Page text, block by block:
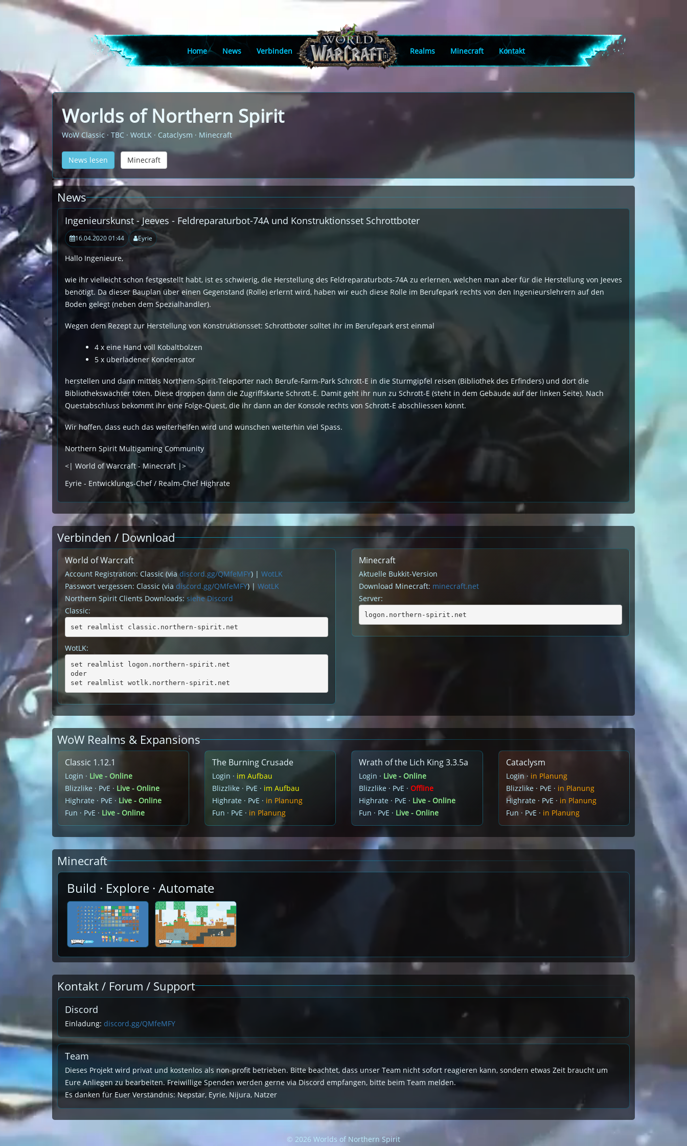
Home News Verbinden Realms Minecraft Kontakt
Worlds of Northern Spirit
WoW Classic · TBC · WotLK · Cataclysm · Minecraft
News lesen Minecraft
News
Ingenieurskunst - Jeeves - Feldreparaturbot-74A und Konstruktionsset Schrottboter
16.04.2020 01:44 Eyrie
Hallo Ingenieure,
wie ihr vielleicht schon festgestellt habt, ist es schwierig, die Herstellung des Feldreparaturbots-74A zu erlernen, welchen man aber für die Herstellung von Jeeves
benötigt. Da dieser Bauplan über einen Gegenstand (Rolle) erlernt wird, haben wir euch diese Rolle im Berufepark rechts von den Ingenieurslehrern auf den
Boden gelegt (neben dem Spezialhändler).
Wegen dem Rezept zur Herstellung von Konstruktionsset: Schrottboter solltet ihr im Berufepark erst einmal
4 x eine Hand voll Kobaltbolzen
5 x überladener Kondensator
herstellen und dann mittels Northern-Spirit-Teleporter nach Berufe-Farm-Park Schrott-E in die Sturmgipfel reisen (Bibliothek des Erfinders) und dort die
Bibliothekswächter töten. Diese droppen dann die Zugriffskarte Schrott-E. Damit geht ihr nun zu Schrott-E (steht in dem Gebäude auf der linken Seite). Nach
Questabschluss bekommt ihr eine Folge-Quest, die ihr dann an der Konsole rechts von Schrott-E abschliessen könnt.
Wir hoffen, dass euch das weiterhelfen wird und wünschen weiterhin viel Spass.
Northern Spirit Multigaming Community
<| World of Warcraft - Minecraft |>
Eyrie - Entwicklungs-Chef / Realm-Chef Highrate
Verbinden / Download
World of Warcraft
Account Registration: Classic (viadiscord.gg/QMfeMFY) | WotLK
Passwort vergessen: Classic (via discord.gg/QMfeMFY) | WotLK
Northern Spirit Clients Downloads: siehe Discord
Classic:
set realmlist classic.northern-spirit.net
WotLK:
set realmlist logon.northern-spirit.net
oder
set realmlist wotlk.northern-spirit.net
Minecraft
Aktuelle Bukkit-Version
Download Minecraft: minecraft.net
Server:
logon.northern-spirit.net
WoW Realms & Expansions
Classic 1.12.1
Login · Live - Online
Blizzlike · PvE · Live - Online
Highrate · PvE · Live - Online
Fun · PvE · Live - Online
The Burning Crusade
Login · im Aufbau
Blizzlike · PvE · im Aufbau
Highrate · PvE · in Planung
Fun · PvE · in Planung
Wrath of the Lich King 3.3.5a
Login · Live - Online
Blizzlike · PvE · Offline
Highrate · PvE · Live - Online
Fun · PvE · Live - Online
Cataclysm
Login · in Planung
Blizzlike · PvE · in Planung
Highrate · PvE · in Planung
Fun · PvE · in Planung
Minecraft
Build · Explore · Automate
Kontakt / Forum / Support
Discord
Einladung: discord.gg/QMfeMFY
Team
Dieses Projekt wird privat und kostenlos als non-profit betrieben. Bitte beachtet, dass unser Team nicht sofort reagieren kann, sondern etwas Zeit braucht um
Eure Anliegen zu bearbeiten. Freiwillige Spenden werden gerne via Discord empfangen, bitte beim Team melden.
Es danken für Euer Verständnis: Nepstar, Eyrie, Nijura, Natzer
© 2026 Worlds of Northern Spirit